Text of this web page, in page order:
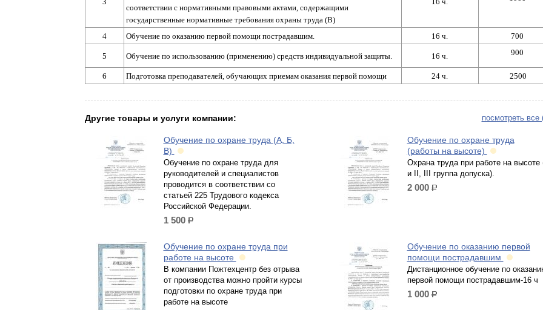
соответствии с нормативными правовыми актами, содержащими
государственные нормативные требования охраны труда (В)
4 Обучение по оказанию первой помощи пострадавшим. 16 ч. 700
5 Обучение по использованию (применению) средств индивидуальной защиты. 16 ч. 900
6 Подготовка преподавателей, обучающих приемам оказания первой помощи 24 ч. 2500
посмотреть все
Другие товары и услуги компании:
Обучение по охране труда (А, Б,
В)
Обучение по охране труда для
руководителей и специалистов
проводится в соответствии со
статьей 225 Трудового кодекса
Российской Федерации.
1 500 р.
Обучение по охране труда
(работы на высоте)
Охрана труда при работе на высоте
и II, III группа допуска).
2 000 р.
Обучение по охране труда при
работе на высоте
В компании Пожтехцентр без отрыва
от производства можно пройти курсы
подготовки по охране труда при
работе на высоте
Обучение по оказанию первой
помощи пострадавшим
Дистанционное обучение по
первой помощи пострадавшим-16 ч
1 000 р.